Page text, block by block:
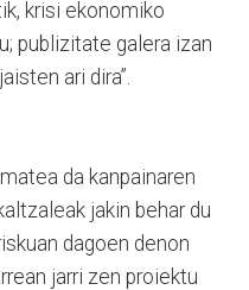
krisi ekonomiko
publizitate galera izan
ari dira”.
da kanpainaren
jakin behar du
dagoen denon
jarri zen proiektu